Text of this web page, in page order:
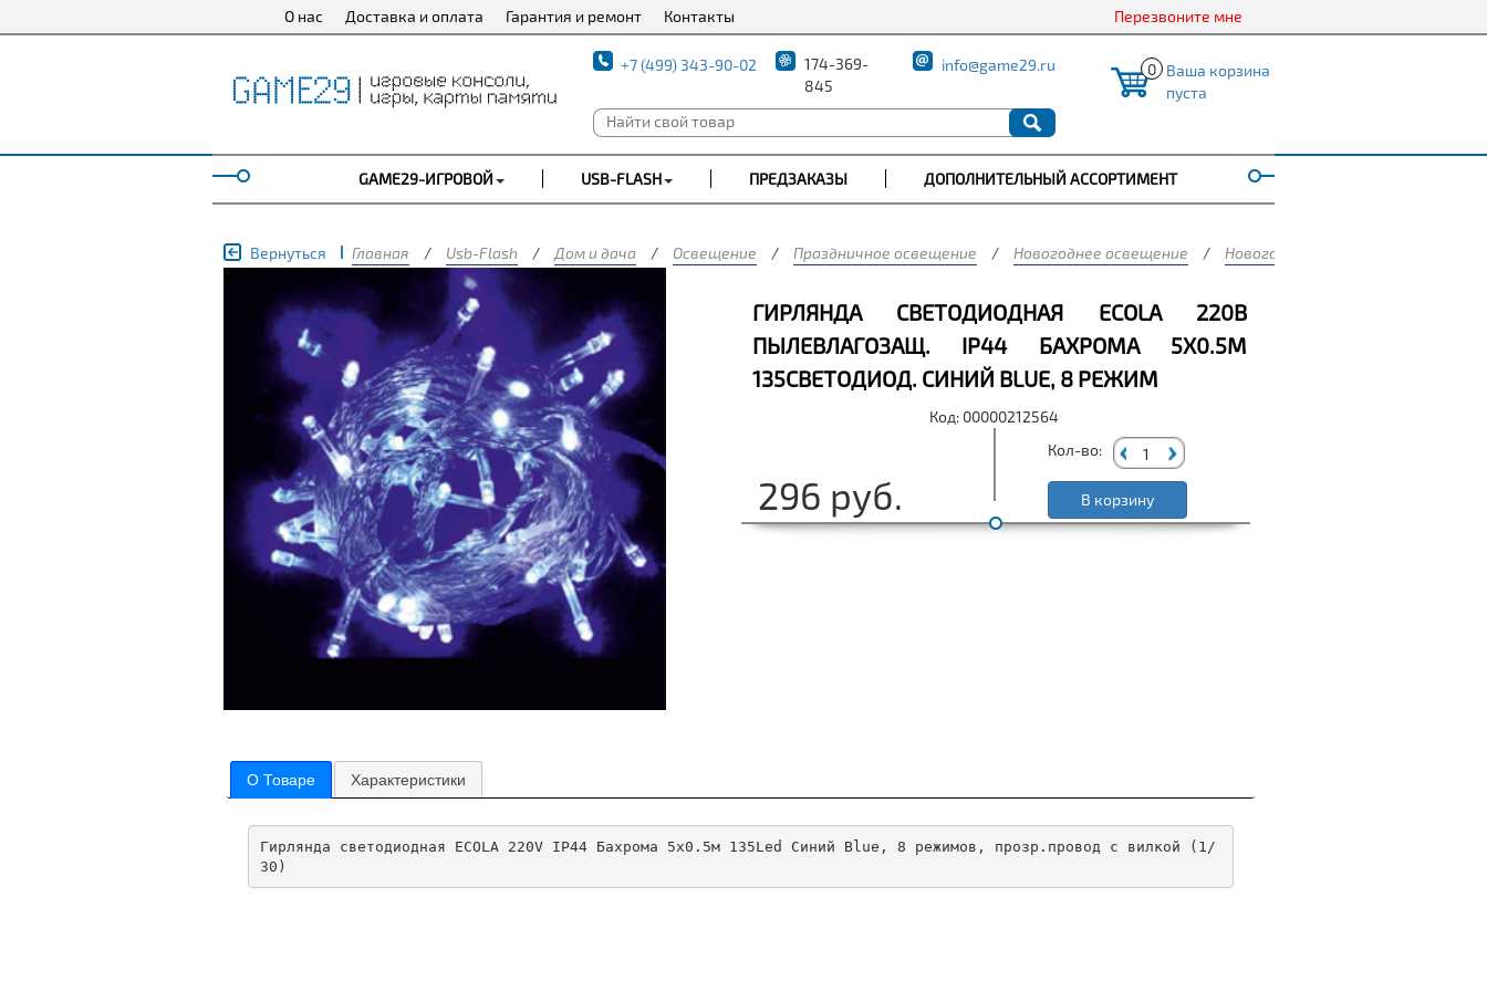
О нас Доставка и оплата Гарантия и ремонт Контакты Перезвоните мне
+7 (499) 343-90-02
174-369-
845
info@game29.ru 0 Ваша корзина
пуста
GAME29-ИГРОВОЙ USB-FLASH ПРЕДЗАКАЗЫ ДОПОЛНИТЕЛЬНЫЙ АССОРТИМЕНТ
Вернуться Главная / Usb-Flash / Дом и дача / Освещение / Праздничное освещение / Новогоднее освещение / Новогодие гирлянды
ГИРЛЯНДА СВЕТОДИОДНАЯ ECOLA 220В
ПЫЛЕВЛАГОЗАЩ. IP44 БАХРОМА 5X0.5М
135СВЕТОДИОД. СИНИЙ BLUE, 8 РЕЖИМ
Код: 00000212564
296 руб.
Кол-во:
В корзину
О Товаре Характеристики
Гирлянда светодиодная ECOLA 220V IP44 Бахрома 5x0.5м 135Led Синий Blue, 8 режимов, прозр.провод с вилкой (1/
30)